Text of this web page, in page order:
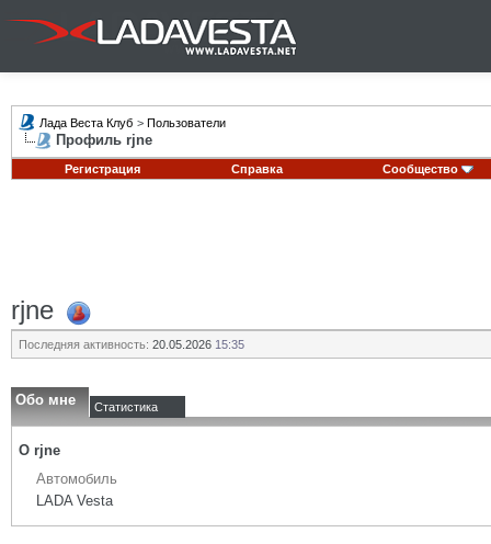
Лада Веста Клуб > Пользователи
Профиль rjne
Регистрация Справка Сообщество
rjne
Последняя активность: 20.05.2026 15:35
Обо мне Статистика
О rjne
Автомобиль
LADA Vesta